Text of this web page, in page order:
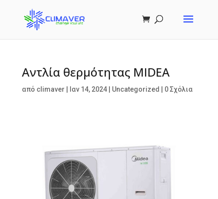
Αντλία θερμότητας MIDEA
από climaver Ιαν 14, 2024| Uncategorized 0 Σχόλια